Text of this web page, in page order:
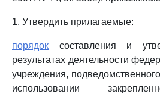
1. Утвердить прилагаемые:
порядок составления и
результатах деятельности
учреждения,
использовании